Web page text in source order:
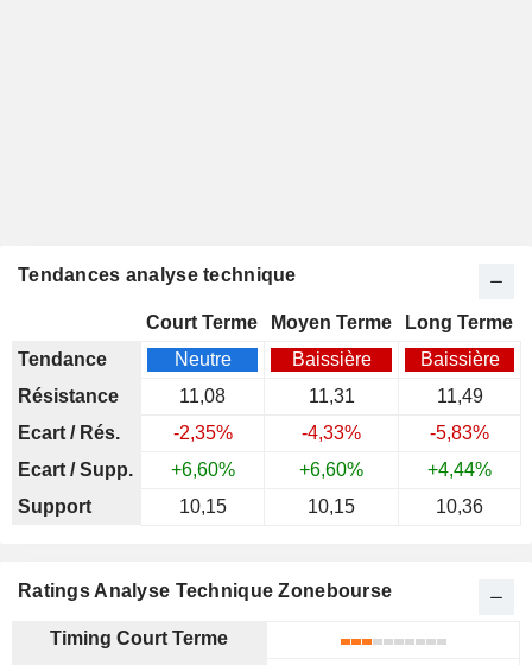
Tendances analyse technique
Court Terme Moyen Terme
Long Terme
Tendance
Neutre Baissière
Baissière
Résistance
11,08 11,31
11,49
Ecart / Rés.
-2,35% -4,33%
-5,83%
Ecart / Supp.
+6,60% +6,60%
+4,44%
Support
10,15 10,15 10,36
Ratings Analyse Technique Zonebourse
Timing Court Terme